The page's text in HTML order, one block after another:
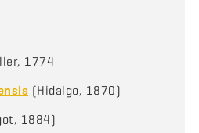
1774
(Hidalgo, 1870)
1884)